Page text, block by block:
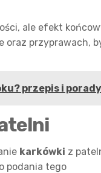
ale efekt
oraz przyprawach,
przepis i porady
karkówki z
podania tego